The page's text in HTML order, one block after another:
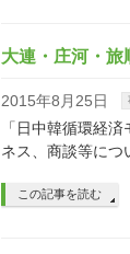
大連・庄河・旅
2015年8月25日
「日中韓循環経
ネス、商談等につ
この記事を読む